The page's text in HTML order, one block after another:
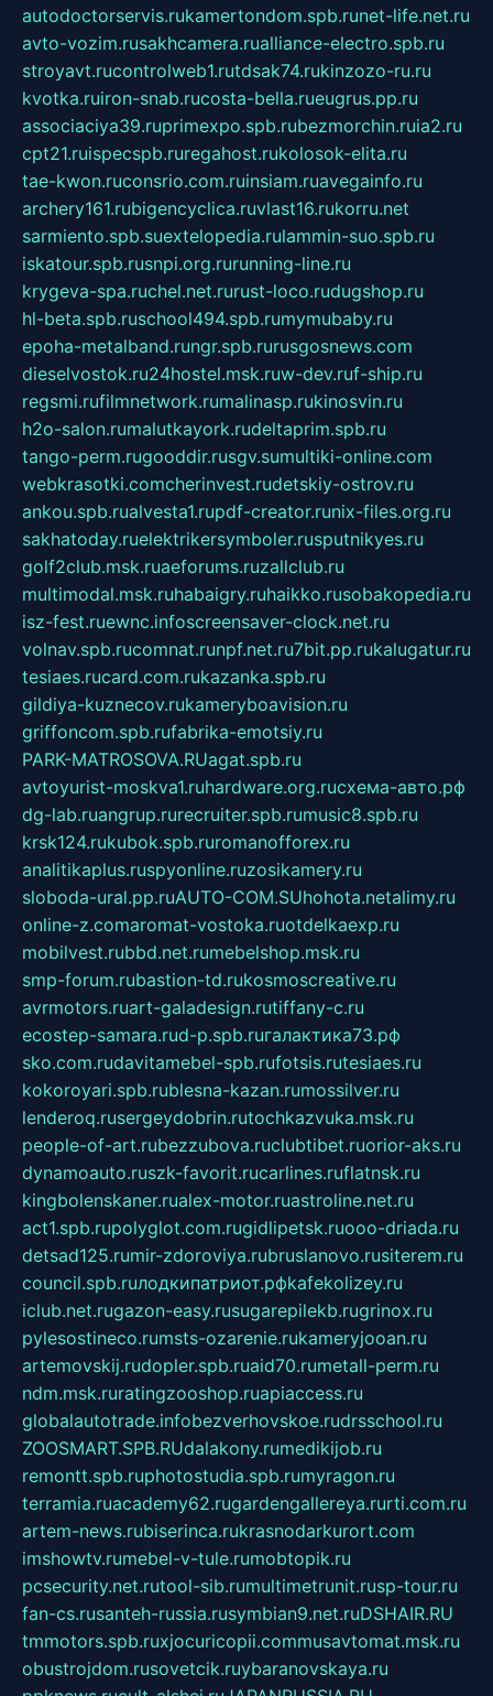
autodoctorservis.rukamertondom.spb.runet-life.net.ru
avto-vozim.rusakhcamera.rualliance-electro.spb.ru
stroyavt.rucontrolweb1.rutdsak74.rukinzozo-ru.ru
kvotka.ruiron-snab.rucosta-bella.rueugrus.pp.ru
associaciya39.ruprimexpo.spb.rubezmorchin.ruia2.ru
cpt21.ruispecspb.ruregahost.rukolosok-elita.ru
tae-kwon.ruconsrio.com.ruinsiam.ruavegainfo.ru
archery161.rubigencyclica.ruvlast16.rukorru.net
sarmiento.spb.suextelopedia.rulammin-suo.spb.ru
iskatour.spb.rusnpi.org.rurunning-line.ru
krygeva-spa.ruchel.net.rurust-loco.rudugshop.ru
hl-beta.spb.ruschool494.spb.rumymubaby.ru
epoha-metalband.rungr.spb.rurusgosnews.com
dieselvostok.ru24hostel.msk.ruw-dev.ruf-ship.ru
regsmi.rufilmnetwork.rumalinasp.rukinosvin.ru
h2o-salon.rumalutkayork.rudeltaprim.spb.ru
tango-perm.rugooddir.rusgv.sumultiki-online.com
webkrasotki.comcherinvest.rudetskiy-ostrov.ru
ankou.spb.rualvesta1.rupdf-creator.runix-files.org.ru
sakhatoday.ruelektrikersymboler.rusputnikyes.ru
golf2club.msk.ruaeforums.ruzallclub.ru
multimodal.msk.ruhabaigry.ruhaikko.rusobakopedia.ru
isz-fest.ruewnc.infoscreensaver-clock.net.ru
volnav.spb.rucomnat.runpf.net.ru7bit.pp.rukalugatur.ru
tesiaes.rucard.com.rukazanka.spb.ru
gildiya-kuznecov.rukameryboavision.ru
griffoncom.spb.rufabrika-emotsiy.ru
PARK-MATROSOVA.RUagat.spb.ru
avtoyurist-moskva1.ruhardware.org.ruсхема-авто.рф
dg-lab.ruangrup.rurecruiter.spb.rumusic8.spb.ru
krsk124.rukubok.spb.ruromanofforex.ru
analitikaplus.ruspyonline.ruzosikamery.ru
sloboda-ural.pp.ruAUTO-COM.SUhohota.netalimy.ru
online-z.comaromat-vostoka.ruotdelkaexp.ru
mobilvest.rubbd.net.rumebelshop.msk.ru
smp-forum.rubastion-td.rukosmoscreative.ru
avrmotors.ruart-galadesign.rutiffany-c.ru
ecostep-samara.rud-p.spb.ruгалактика73.рф
sko.com.rudavitamebel-spb.rufotsis.rutesiaes.ru
kokoroyari.spb.rublesna-kazan.rumossilver.ru
lenderoq.rusergeydobrin.rutochkazvuka.msk.ru
people-of-art.rubezzubova.ruclubtibet.ruorior-aks.ru
dynamoauto.ruszk-favorit.rucarlines.ruflatnsk.ru
kingbolenskaner.rualex-motor.ruastroline.net.ru
act1.spb.rupolyglot.com.rugidlipetsk.ruooo-driada.ru
detsad125.rumir-zdoroviya.rubruslanovo.rusiterem.ru
council.spb.ruлодкипатриот.рфkafekolizey.ru
iclub.net.rugazon-easy.rusugarepilekb.rugrinox.ru
pylesostineco.rumsts-ozarenie.rukameryjooan.ru
artemovskij.rudopler.spb.ruaid70.rumetall-perm.ru
ndm.msk.ruratingzooshop.ruapiaccess.ru
globalautotrade.infobezverhovskoe.rudrsschool.ru
ZOOSMART.SPB.RUdalakony.rumedikijob.ru
remontt.spb.ruphotostudia.spb.rumyragon.ru
terramia.ruacademy62.rugardengallereya.rurti.com.ru
artem-news.rubiserinca.rukrasnodarkurort.com
imshowtv.rumebel-v-tule.rumobtopik.ru
pcsecurity.net.rutool-sib.rumultimetrunit.rusp-tour.ru
fan-cs.rusanteh-russia.rusymbian9.net.ruDSHAIR.RU
tmmotors.spb.ruxjocuricopii.commusavtomat.msk.ru
obustrojdom.rusovetcik.ruybaranovskaya.ru